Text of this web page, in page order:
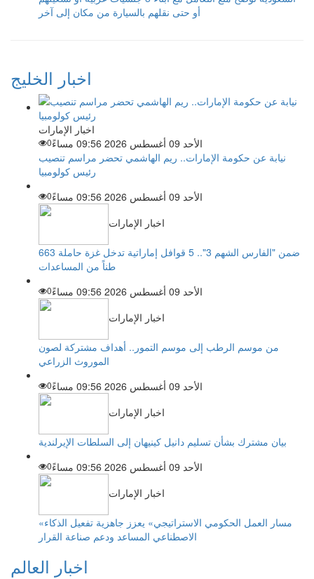
أو حتى نقلهم بالسيارة من مكان إلى آخر
اخبار الخليج
اخبار الإمارات
الأحد 09 أغسطس 2026 09:56 مساءً
0
نيابة عن حكومة الإمارات.. ريم الهاشمي تحضر مراسم تنصيب
رئيس كولومبيا
الأحد 09 أغسطس 2026 09:56 مساءً
0
اخبار الإمارات
ضمن "الفارس الشهم 3".. 5 قوافل إماراتية تدخل غزة حاملة 663
طناً من المساعدات
الأحد 09 أغسطس 2026 09:56 مساءً
0
اخبار الإمارات
من موسم الرطب إلى موسم التمور.. أهداف مشتركة لصون
الموروث الزراعي
الأحد 09 أغسطس 2026 09:56 مساءً
0
اخبار الإمارات
بيان مشترك بشأن تسليم دانيل كينيهان إلى السلطات الإيرلندية
الأحد 09 أغسطس 2026 09:56 مساءً
0
اخبار الإمارات
«مسار العمل الحكومي الاستراتيجي» يعزز جاهزية تفعيل الذكاء
الاصطناعي المساعد ودعم صناعة القرار
اخبار العالم